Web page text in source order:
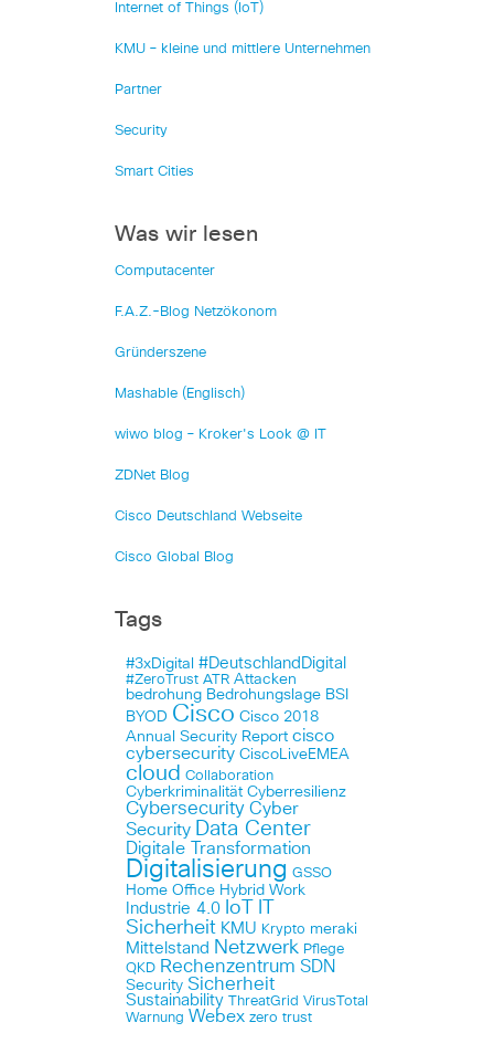
Internet of Things (IoT)
KMU – kleine und mittlere Unternehmen
Partner
Security
Smart Cities
Was wir lesen
Computacenter
F.A.Z.-Blog Netzökonom
Gründerszene
Mashable (Englisch)
wiwo blog – Kroker's Look @ IT
ZDNet Blog
Cisco Deutschland Webseite
Cisco Global Blog
Tags
#3xDigital #DeutschlandDigital
#ZeroTrust ATR Attacken
bedrohung Bedrohungslage BSI
BYOD Cisco Cisco 2018
Annual Security Report cisco
cybersecurity CiscoLiveEMEA
cloud Collaboration
Cyberkriminalität Cyberresilienz
Cybersecurity Cyber
Security Data Center
Digitale Transformation
Digitalisierung GSSO
Home Office Hybrid Work
Industrie 4.0 IoT
Sicherheit KMU Krypto meraki
Mittelstand Netzwerk Pflege
QKD Rechenzentrum SDN
Security Sicherheit
Sustainability ThreatGrid VirusTotal
Warnung Webex zero trust